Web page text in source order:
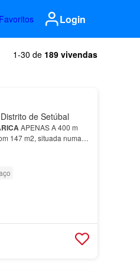
Favoritos Login
1-30 de 189 vivendas
de Setúbal
APENAS A 400 m
147 m2, situada numa
da seguinte for…